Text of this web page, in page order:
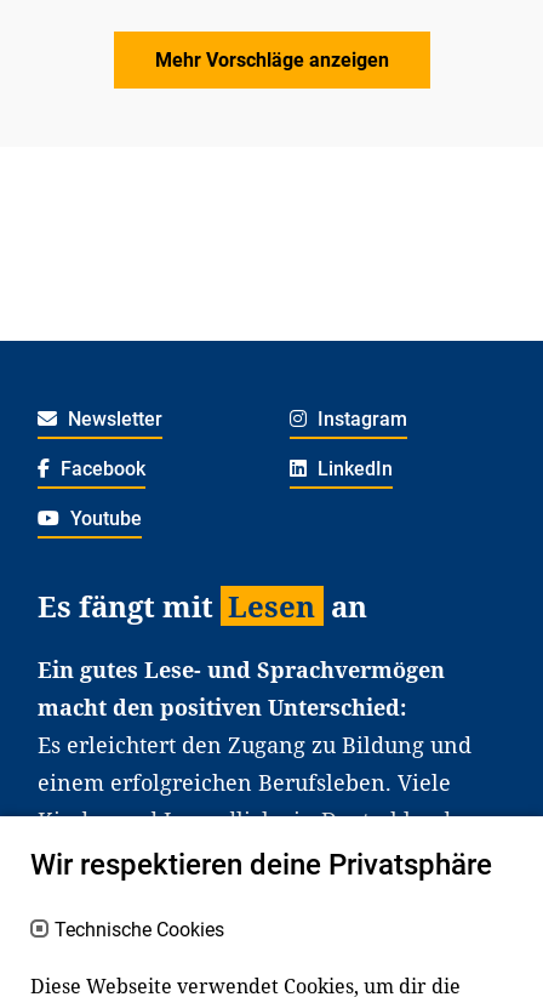
Mehr Vorschläge anzeigen
Newsletter Instagram
Facebook LinkedIn
Youtube
Es fängt mit Lesen an
Ein gutes Lese- und Sprachvermögen
macht den positiven Unterschied:
Es erleichtert den Zugang zu Bildung und
einem erfolgreichen Berufsleben. Viele
Kinder und Jugendliche in Deutschland
haben aber große Schwierigkeiten dabei.
an Familien sowie an Erzieher*innen,
Lehrer*innen und andere
Wir respektieren deine Privatsphäre
Technische Cookies
Diese Webseite verwendet Cookies, um dir die